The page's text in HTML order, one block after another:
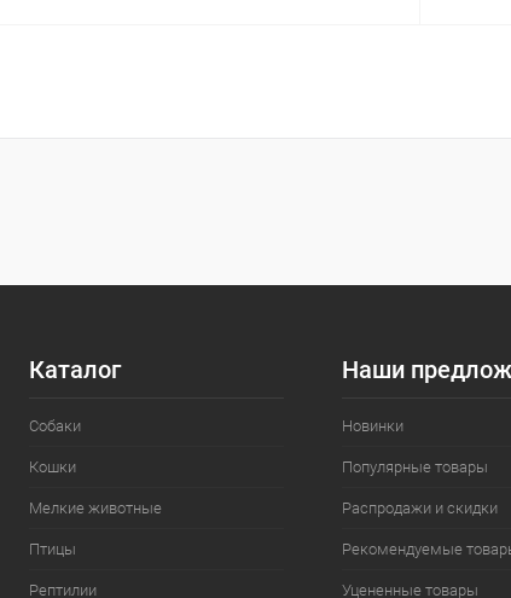
Сравнение
Каталог
Собаки
Кошки
Мелкие животные
Птицы
Рептилии
Наши
Новинки
Популярные товары
Распродажи и скидки
Рекомендуемые
Уцененные товары